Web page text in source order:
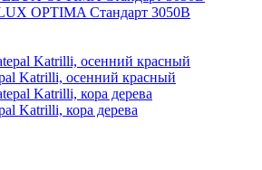
OPTIMA Стандарт 3050B
Katrilli, осенний красный
Katrilli, кора дерева